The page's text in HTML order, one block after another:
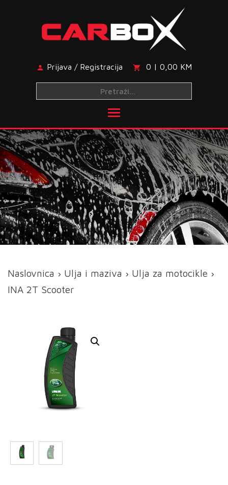
Prijava / Registracija 0 | 0,00 KM
Naslovnica › Ulja i maziva › Ulja za motocikle ›
INA 2T Scooter